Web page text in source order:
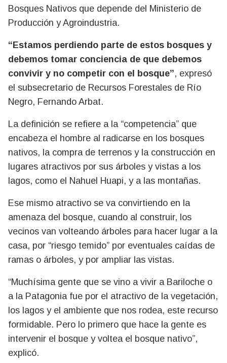
Bosques Nativos que depende del Ministerio de
Producción y Agroindustria.
“Estamos perdiendo parte de estos bosques y
debemos tomar conciencia de que debemos
convivir y no competir con el bosque”, expresó
el subsecretario de Recursos Forestales de Río
Negro, Fernando Arbat.
La definición se refiere a la “competencia” que
encabeza el hombre al radicarse en los bosques
nativos, la compra de terrenos y la construcción en
lugares atractivos por sus árboles y vistas a los
lagos, como el Nahuel Huapi, y a las montañas.
Ese mismo atractivo se va convirtiendo en la
amenaza del bosque, cuando al construir, los
vecinos van volteando árboles para hacer lugar a la
casa, por “riesgo temido” por eventuales caídas de
ramas o árboles, y por ampliar las vistas.
“Muchísima gente que se vino a vivir a Bariloche o
a la Patagonia fue por el atractivo de la vegetación,
los lagos y el ambiente que nos rodea, este recurso
formidable. Pero lo primero que hace la gente es
intervenir el bosque y voltea el bosque nativo”,
explicó.